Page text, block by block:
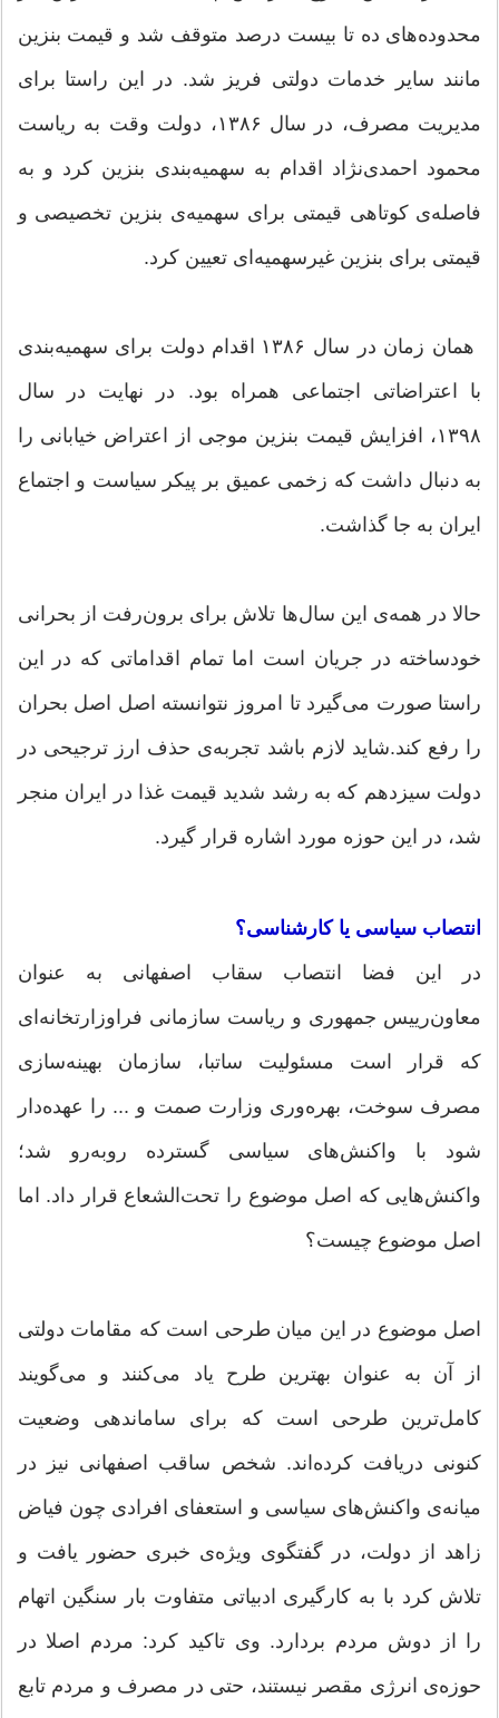
محدوده‌های ده تا بیست درصد متوقف شد و قیمت بنزین
مانند سایر خدمات دولتی فریز شد. در این راستا برای
مدیریت مصرف، در سال ۱۳۸۶، دولت وقت به ریاست
محمود احمدی‌نژاد اقدام به سهمیه‌بندی بنزین کرد و به
فاصله‌ی کوتاهی قیمتی برای سهمیه‌ی بنزین تخصیصی و
قیمتی برای بنزین غیرسهمیه‌ای تعیین کرد.
همان زمان در سال ۱۳۸۶ اقدام دولت برای سهمیه‌بندی
با اعتراضاتی اجتماعی همراه بود. در نهایت در سال
۱۳۹۸، افزایش قیمت بنزین موجی از اعتراض خیابانی را
به دنبال داشت که زخمی عمیق بر پیکر سیاست و اجتماع
ایران به جا گذاشت.
حالا در همه‌ی این سال‌ها تلاش برای برون‌رفت از بحرانی
خودساخته در جریان است اما تمام اقداماتی که در این
راستا صورت می‌گیرد تا امروز نتوانسته اصل اصل بحران
را رفع کند.شاید لازم باشد تجربه‌ی حذف ارز ترجیحی در
دولت سیزدهم که به رشد شدید قیمت غذا در ایران منجر
شد، در این حوزه مورد اشاره قرار گیرد.
انتصاب سیاسی یا کارشناسی؟
در این فضا انتصاب سقاب اصفهانی به عنوان
معاون‌رییس جمهوری و ریاست سازمانی فراوزارتخانه‌ای
که قرار است مسئولیت ساتبا، سازمان بهینه‌سازی
مصرف سوخت، بهره‌وری وزارت صمت و ... را عهده‌دار
شود با واکنش‌های سیاسی گسترده روبه‌رو شد؛
واکنش‌هایی که اصل موضوع را تحت‌الشعاع قرار داد. اما
اصل موضوع چیست؟
اصل موضوع در این میان طرحی است که مقامات دولتی
از آن به عنوان بهترین طرح یاد می‌کنند و می‌گویند
کامل‌ترین طرحی است که برای ساماندهی وضعیت
کنونی دریافت کرده‌اند. شخص ساقب اصفهانی نیز در
میانه‌ی واکنش‌های سیاسی و استعفای افرادی چون فیاض
زاهد از دولت، در گفتگوی ویژه‌ی خبری حضور یافت و
تلاش کرد با به کارگیری ادبیاتی متفاوت بار سنگین اتهام
را از دوش مردم بردارد. وی تاکید کرد: مردم اصلا در
حوزه‌ی انرژی مقصر نیستند، حتی در مصرف و مردم تابع